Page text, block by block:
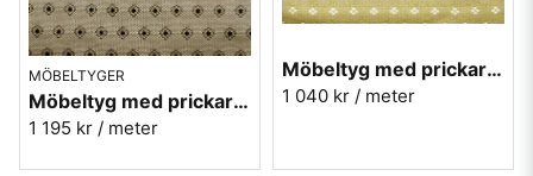
MÖBELTYGER
Möbeltyg med prickar - Kosmos nr.01 beige
1 195 kr / meter
Möbeltyg med prickar - Meliss nr.10 gul
1 040 kr / meter